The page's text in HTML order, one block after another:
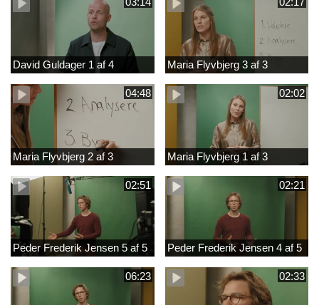
David Guldager 1 af 4 Maria Flyvbjerg 3 af 3
04:48
Maria Flyvbjerg 2 af 3
02:02
Maria Flyvbjerg 1 af 3
02:51
Peder Frederik Jensen 5 af 5
02:21
Peder Frederik Jensen 4 af 5
06:23 02:33